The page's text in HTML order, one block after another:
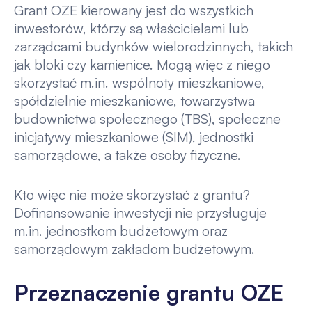
Grant OZE kierowany jest do wszystkich
inwestorów, którzy są właścicielami lub
zarządcami budynków wielorodzinnych, takich
jak bloki czy kamienice. Mogą więc z niego
skorzystać m.in. wspólnoty mieszkaniowe,
spółdzielnie mieszkaniowe, towarzystwa
budownictwa społecznego (TBS), społeczne
inicjatywy mieszkaniowe (SIM), jednostki
samorządowe, a także osoby fizyczne.
Kto więc nie może skorzystać z grantu?
Dofinansowanie inwestycji nie przysługuje
m.in. jednostkom budżetowym oraz
samorządowym zakładom budżetowym.
Przeznaczenie grantu OZE